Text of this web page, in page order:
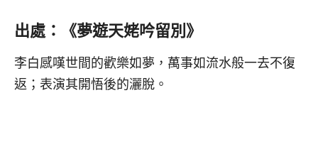
出處：《夢遊天姥吟留別》
李白感嘆世間的歡樂如夢，萬事如流水般一去不復
返；表演其開悟後的灑脫。